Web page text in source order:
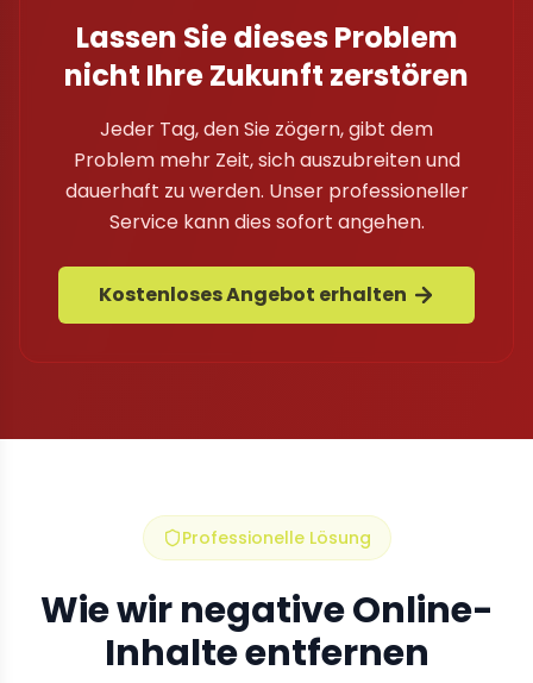
Lassen Sie dieses Problem
nicht Ihre Zukunft zerstören
Jeder Tag, den Sie zögern, gibt dem
Problem mehr Zeit, sich auszubreiten und
dauerhaft zu werden. Unser professioneller
Service kann dies sofort angehen.
Kostenloses Angebot erhalten
Professionelle Lösung
Wie wir negative Online-
Inhalte entfernen